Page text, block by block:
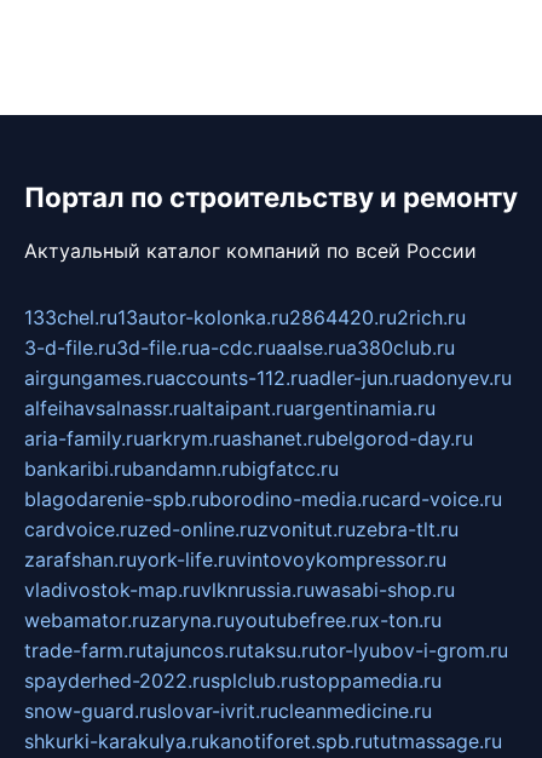
Портал по строительству и ремонту
Актуальный каталог компаний по всей России
133chel.ru13autor-kolonka.ru2864420.ru2rich.ru
3-d-file.ru3d-file.rua-cdc.ruaalse.rua380club.ru
airgungames.ruaccounts-112.ruadler-jun.ruadonyev.ru
alfeihavsalnassr.rualtaipant.ruargentinamia.ru
aria-family.ruarkrym.ruashanet.rubelgorod-day.ru
bankaribi.rubandamn.rubigfatcc.ru
blagodarenie-spb.ruborodino-media.rucard-voice.ru
cardvoice.ruzed-online.ruzvonitut.ruzebra-tlt.ru
zarafshan.ruyork-life.ruvintovoykompressor.ru
vladivostok-map.ruvlknrussia.ruwasabi-shop.ru
webamator.ruzaryna.ruyoutubefree.rux-ton.ru
trade-farm.rutajuncos.rutaksu.rutor-lyubov-i-grom.ru
spayderhed-2022.rusplclub.rustoppamedia.ru
snow-guard.ruslovar-ivrit.rucleanmedicine.ru
shkurki-karakulya.rukanotiforet.spb.rututmassage.ru